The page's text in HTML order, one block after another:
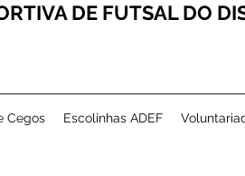
DE FUTSAL DO
Cegos Escolinhas ADEF